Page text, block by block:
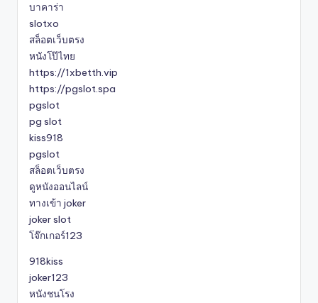
บาคาร่า
slotxo
สล็อตเว็บตรง
หนังโป๊ไทย
https://1xbetth.vip
https://pgslot.spa
pgslot
pg slot
kiss918
pgslot
สล็อตเว็บตรง
ดูหนังออนไลน์
ทางเข้า joker
joker slot
โจ๊กเกอร์123
918kiss
joker123
หนังชนโรง